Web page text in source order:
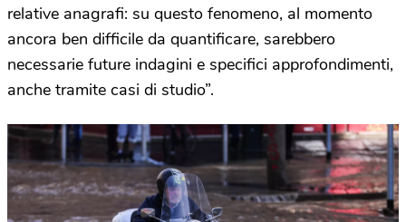
relative anagrafi: su questo fenomeno, al momento
ancora ben difficile da quantificare, sarebbero
necessarie future indagini e specifici approfondimenti,
anche tramite casi di studio”.